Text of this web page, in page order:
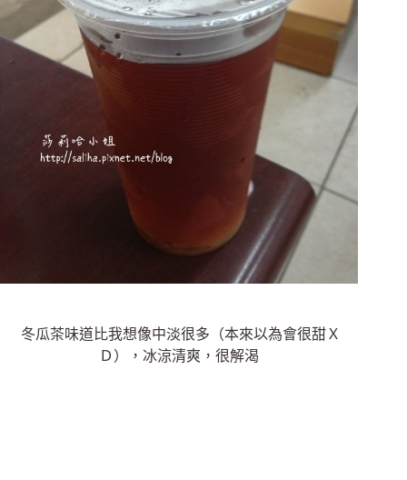
冬瓜茶味道比我想像中淡很多（本來以為會很甜Ｘ
Ｄ），冰涼清爽，很解渴